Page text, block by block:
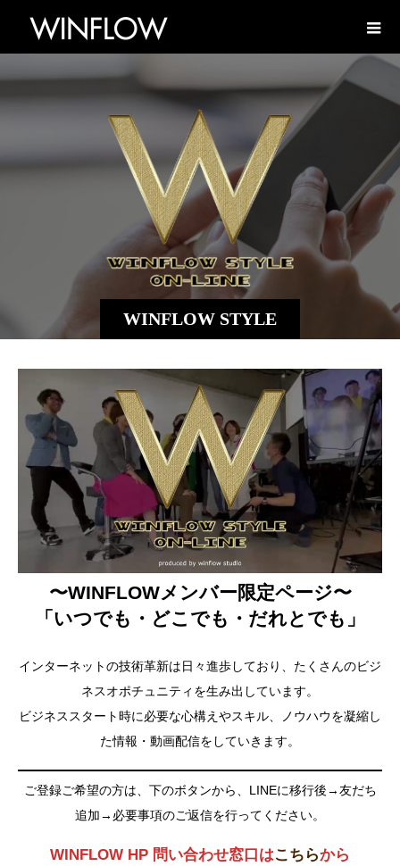
WINFLOW STYLE
〜WINFLOWメンバー限定ページ〜
「いつでも・どこでも・だれとでも」
インターネットの技術革新は日々進歩しており、たくさんのビジ
ネスオポチュニティを生み出しています。
ビジネススタート時に必要な心構えやスキル、ノウハウを凝縮し
た情報・動画配信をしていきます。
ご登録ご希望の方は、下のボタンから、LINEに移行後→友だち
追加→必要事項のご返信を行ってください。
WINFLOW HP 問い合わせ窓口はこちらから